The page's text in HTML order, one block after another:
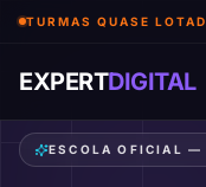
TURMAS QUASE
EXPERTDIGITAL
ESCOLA OFICIAL —